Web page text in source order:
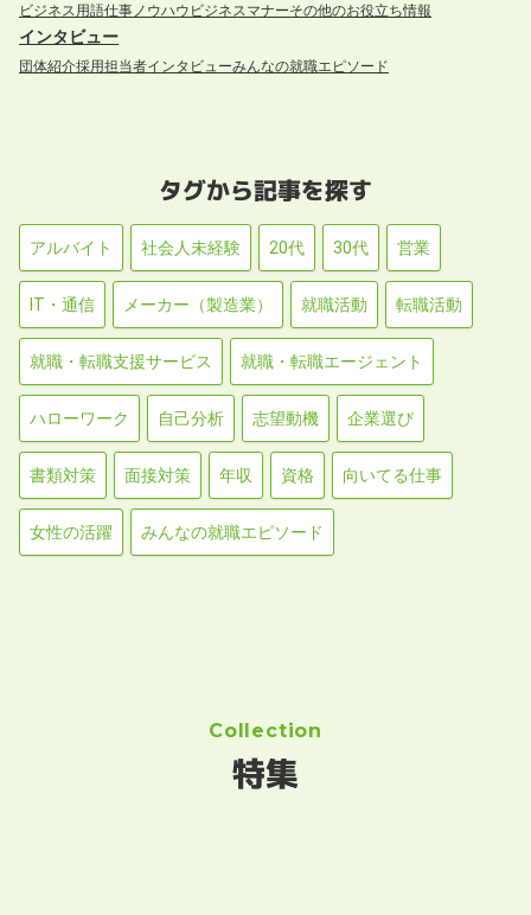
ビジネス用語仕事ノウハウ ビジネスマナーその他のお役立ち情報
インタビュー
団体紹介採用担当者インタビューみんなの就職エピソード
タグから記事を探す
アルバイト 社会人未経験 20代 30代 営業
IT・通信 メーカー（製造業） 就職活動 転職活動
就職・転職支援サービス 就職・転職エージェント
ハローワーク 自己分析 志望動機 企業選び
書類対策 面接対策 年収 資格 向いてる仕事
女性の活躍 みんなの就職エピソード
Collection
特集